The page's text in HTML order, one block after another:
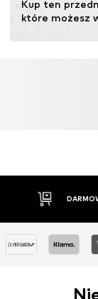
Kup ten
które możesz